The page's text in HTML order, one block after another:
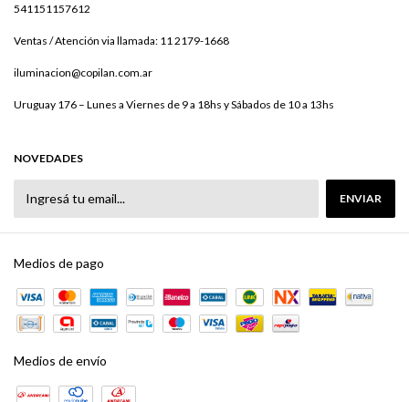
541151157612
Ventas / Atención via llamada: 11 2179-1668
iluminacion@copilan.com.ar
Uruguay 176 – Lunes a Viernes de 9 a 18hs y Sábados de 10 a 13hs
NOVEDADES
Medios de pago
Medios de envío